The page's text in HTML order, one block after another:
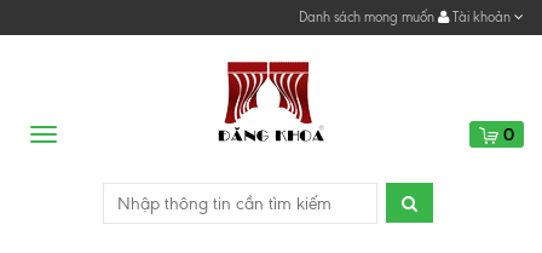
Danh sách mong muốn Tài khoản
Menu 0